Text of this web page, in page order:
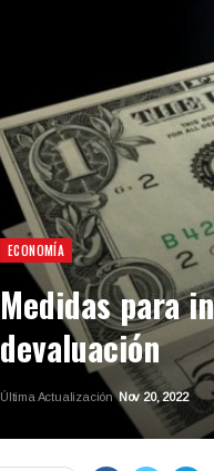
ECONOMÍA
Medidas para
devaluación
Última Actualización Nov 20, 2022